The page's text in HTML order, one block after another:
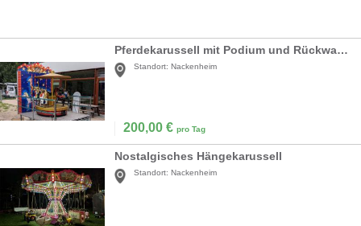
Pferdekarussell mit Podium und Rückwand mit Beleuchtung
Standort: Nackenheim
200,00 € pro Tag
Nostalgisches Hängekarussell
Standort: Nackenheim